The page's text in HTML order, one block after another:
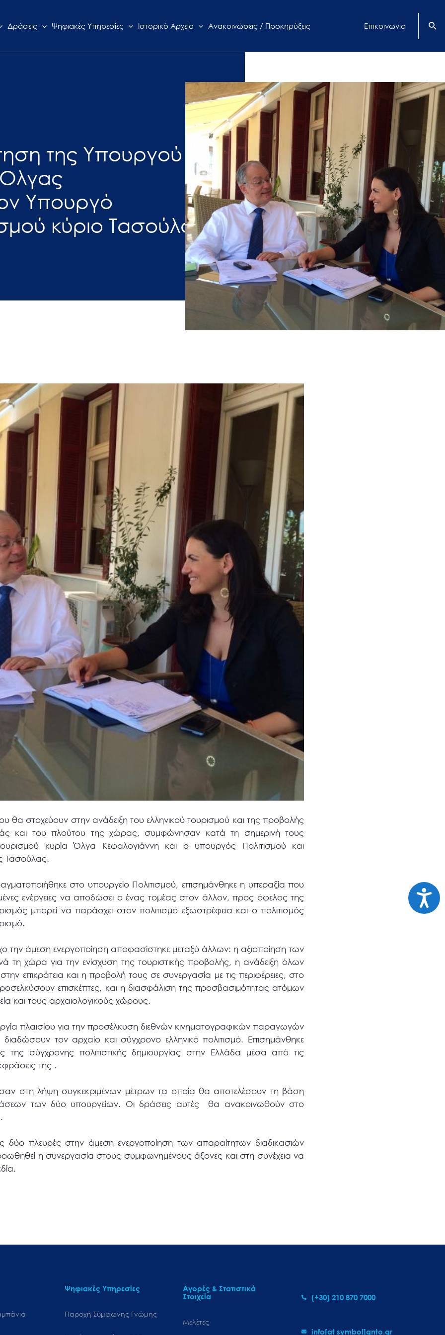
Δράσεις Ψηφιακές Υπηρεσίες Ιστορικό Αρχείο Ανακοινώσεις / Προκηρύξεις Επικοινωνία
της Υπουργού
Υπουργό
κύριο Τασούλα
θα στοχεύουν στην ανάδειξη του ελληνικού τουρισμού και της προβολής
και του πλούτου της χώρας, συμφώνησαν κατά τη σημερινή τους
κυρία Όλγα Κεφαλογιάννη και ο υπουργός Πολιτισμού και
Τασούλας.
στο υπουργείο Πολιτισμού, επισημάνθηκε η υπεραξία που
ενέργειες να αποδώσει ο ένας τομέας στον άλλον, προς όφελος της
μπορεί να παράσχει στον πολιτισμό εξωστρέφεια και ο πολιτισμός
την άμεση ενεργοποίηση αποφασίστηκε μεταξύ άλλων: η αξιοποίηση των
τη χώρα για την ενίσχυση της τουριστικής προβολής, η ανάδειξη όλων
επικράτεια και η προβολή τους σε συνεργασία με τις περιφέρειες, στο
επισκέπτες, και η διασφάλιση της προσβασιμότητας ατόμων
και τους αρχαιολογικούς χώρους.
πλαισίου για την προσέλκυση διεθνών κινηματογραφικών παραγωγών
τον αρχαίο και σύγχρονο ελληνικό πολιτισμό. Επισημάνθηκε
σύγχρονης πολιτιστικής δημιουργίας στην Ελλάδα μέσα από τις
της .
στη λήψη συγκεκριμένων μέτρων τα οποία θα αποτελέσουν τη βάση
των δύο υπουργείων. Οι δράσεις αυτές θα ανακοινωθούν στο
δύο πλευρές στην άμεση ενεργοποίηση των απαραίτητων διαδικασιών
η συνεργασία στους συμφωνημένους άξονες και στη συνέχεια να
Ψηφιακές Υπηρεσίες
Παροχή Σύμφωνης Γνώμης
Αγορές & Στατιστικά
Στοιχεία
Μελέτες
(+30) 210 870 7000
info[at symbol]gnto.gr